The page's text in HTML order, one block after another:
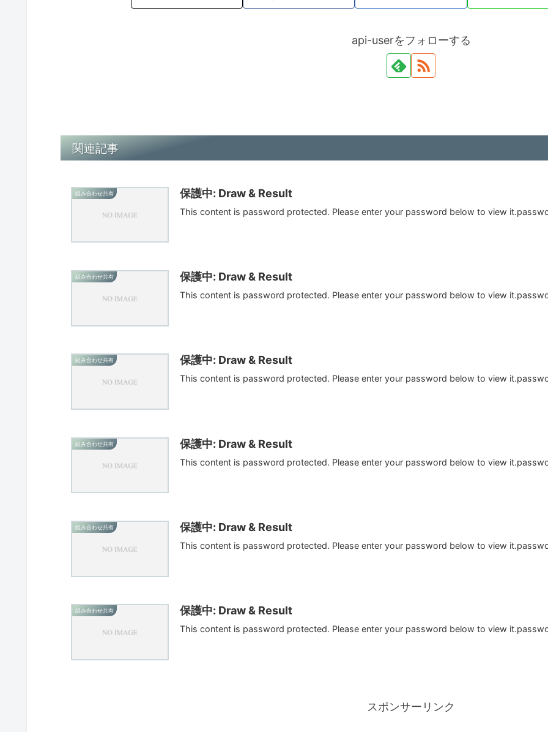
api-userをフォローする
関連記事
組み合わせ共有 保護中: Draw & Result
This content is password protected. Please enter your password below to view
組み合わせ共有 保護中: Draw & Result
This content is password protected. Please enter your password below to view
組み合わせ共有 保護中: Draw & Result
This content is password protected. Please enter your password below to view
組み合わせ共有 保護中: Draw & Result
This content is password protected. Please enter your password below to view
組み合わせ共有 保護中: Draw & Result
This content is password protected. Please enter your password below to view
組み合わせ共有 保護中: Draw & Result
This content is password protected. Please enter your password below to view
スポンサーリンク